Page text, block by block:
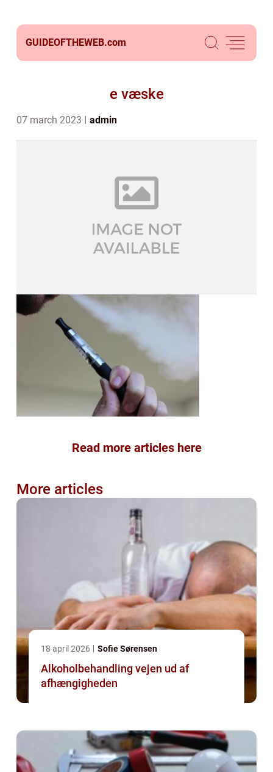
GUIDEOFTHEWEB.com
e væske
07 march 2023 admin
Read more articles here
More articles
18 april 2026 Sofie Sørensen
Alkoholbehandling vejen ud af
afhængigheden